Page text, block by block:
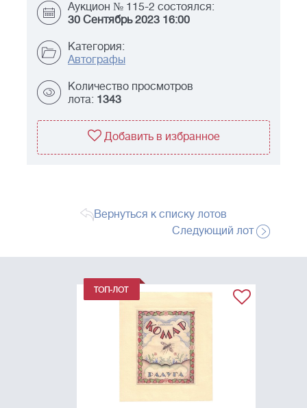
Аукцион № 115-2 состоялся:
30 Сентябрь 2023 16:00
Категория:
Автографы
Количество просмотров
лота: 1343
Добавить в избранное
Вернуться к списку лотов
Следующий лот